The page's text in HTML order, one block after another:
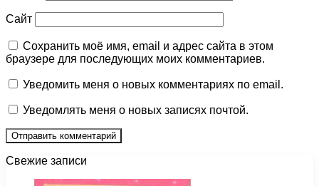
Сайт
Сохранить моё имя, email и адрес сайта в этом
браузере для последующих моих комментариев.
Уведомить меня о новых комментариях по email.
Уведомлять меня о новых записях почтой.
Свежие записи